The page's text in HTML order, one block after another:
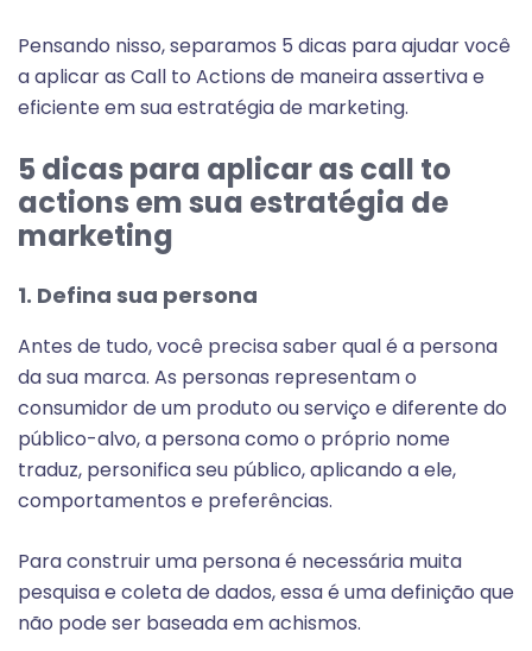
Pensando nisso, separamos 5 dicas para ajudar você
a aplicar as Call to Actions de maneira assertiva e
eficiente em sua estratégia de marketing.
5 dicas para aplicar as call to
actions em sua estratégia de
marketing
1. Defina sua persona
Antes de tudo, você precisa saber qual é a persona
da sua marca. As personas representam o
consumidor de um produto ou serviço e diferente do
público-alvo, a persona como o próprio nome
traduz, personifica seu público, aplicando a ele,
comportamentos e preferências.
Para construir uma persona é necessária muita
pesquisa e coleta de dados, essa é uma definição que
não pode ser baseada em achismos.